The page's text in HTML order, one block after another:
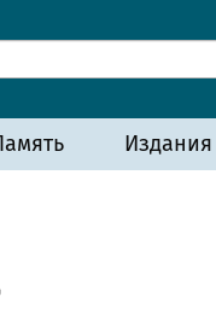
Издания